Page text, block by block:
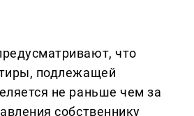
что
подлежащей
не раньше чем за
собственнику